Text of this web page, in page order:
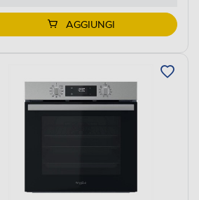
AGGIUNGI